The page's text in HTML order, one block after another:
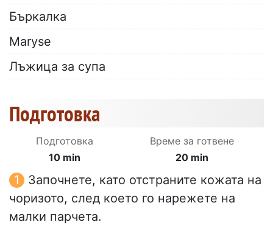
Бъркалка
Maryse
Лъжица за супа
Подготовка
Подготовка
10 min
Време за готвене
20 min
Започнете, като отстраните кожата на
чоризото, след което го нарежете на
малки парчета.